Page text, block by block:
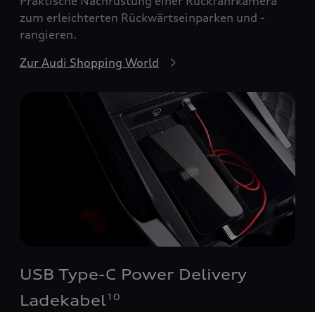
zum erleichterten Rückwärtseinparken und -
rangieren.
Zur Audi Shopping World
USB Type-C Power Delivery
Ladekabel10